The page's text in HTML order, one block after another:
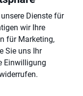
Dienste für
wir Ihre
für Marketing,
Sie uns Ihr
Einwilligung